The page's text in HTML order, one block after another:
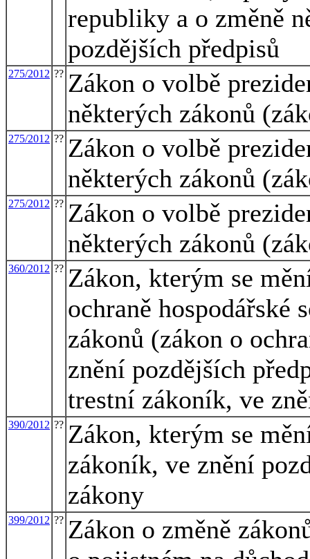
republiky a o změně
pozdějších předpisů
275/2012 ?? Zákon o volbě
některých zákonů
275/2012 ?? Zákon o volbě
některých zákonů
275/2012 ?? Zákon o volbě
některých zákonů
360/2012 ?? Zákon, kterým se
ochraně hospodářské
zákonů (zákon o
znění pozdějších
trestní zákoník, ve
390/2012 ?? Zákon, kterým se
zákoník, ve znění
zákony
399/2012 ?? Zákon o změně